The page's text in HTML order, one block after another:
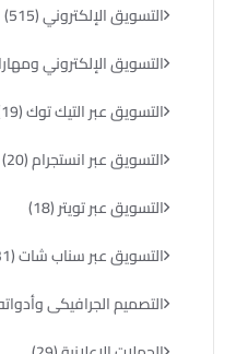
التسويق الإلكتروني(515)
التسويق الإلكتروني
التسويق عبر التيك توك(19)
التسويق عبر انستجرام(20)
التسويق عبر تويتر(18)
التسويق عبر سناب شات(31)
التصميم الجرافيكى